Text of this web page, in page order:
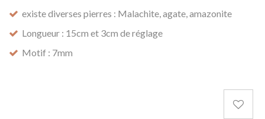
existe diverses pierres : Malachite, agate, amazonite
Longueur : 15cm et 3cm de réglage
Motif : 7mm